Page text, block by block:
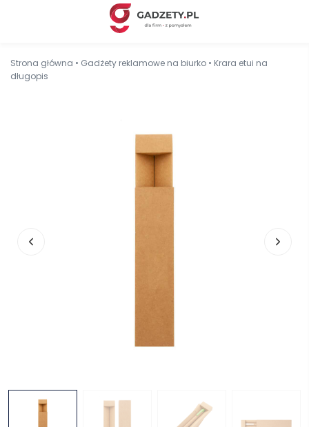
Strona główna • Gadżety reklamowe na biurko • Krara etui na
długopis